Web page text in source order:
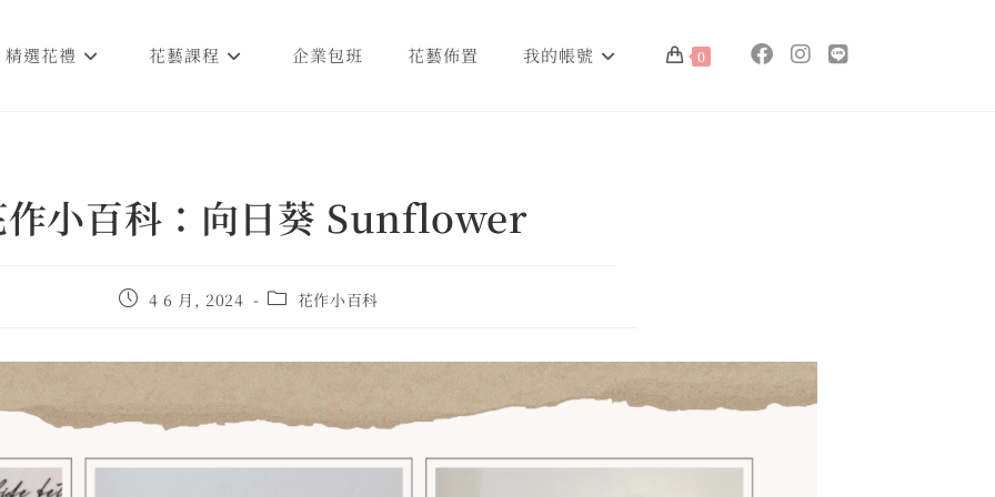
精選花禮 花藝課程 企業包班 花藝佈置 我的帳號 0
作小百科：向日葵 Sunflower
4 6 月, 2024 花作小百科